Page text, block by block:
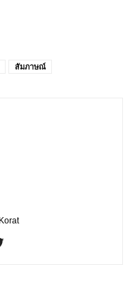
สัมภาษณ์